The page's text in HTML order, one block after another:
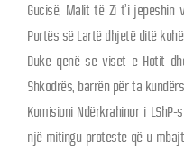
Gucisë, Malit të Zi t’i
Portës së Lartë dhjetë ditë
Duke qenë se viset e Hotit
Shkodrës, barrën për ta
Komisioni Ndërkrahinor i
një mitingu proteste që u